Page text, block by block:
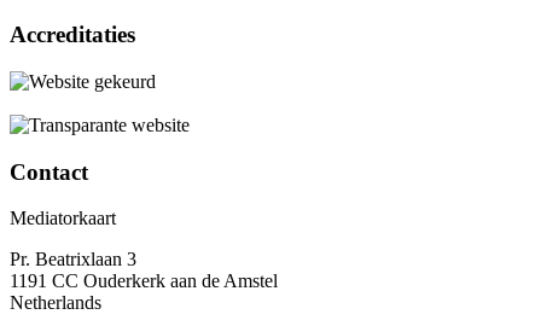
Accreditaties
Contact
Mediatorkaart
Pr. Beatrixlaan 3
1191 CC Ouderkerk aan de Amstel
Netherlands